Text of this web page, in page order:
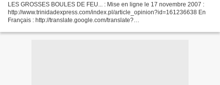
LES GROSSES BOULES DE FEU... : Mise en ligne le 17 novembre 2007 :
http://www.trinidadexpress.com/index.pl/article_opinion?id=161236638 En
Français : http://translate.google.com/translate?